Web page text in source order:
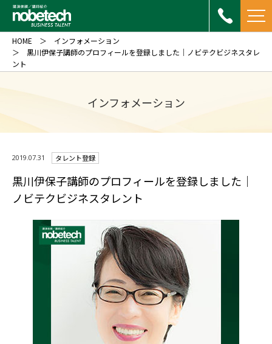
インフォメーション
HOME
インフォメーション
黒川伊保子講師のプロフィールを登録しました｜ノビテクビジネスタレ
ント
2019.07.31 タレント登録
黒川伊保子講師のプロフィールを登録しました｜
ノビテクビジネスタレント